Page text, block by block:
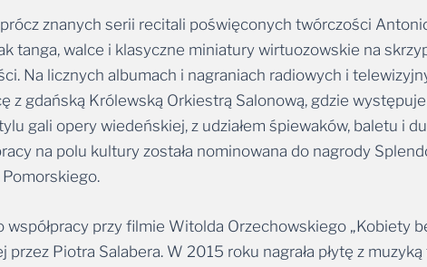
znanych serii recitali poświęconych twórczości
tanga, walce i klasyczne miniatury wirtuozowskie na
Na licznych albumach i nagraniach radiowych i
z gdańską Królewską Orkiestrą Salonową, gdzie
gali opery wiedeńskiej, z udziałem śpiewaków, baletu i
na polu kultury została nominowana do nagrody
współpracy przy filmie Witolda Orzechowskiego „Kobiety
Piotra Salabera. W 2015 roku nagrała płytę z